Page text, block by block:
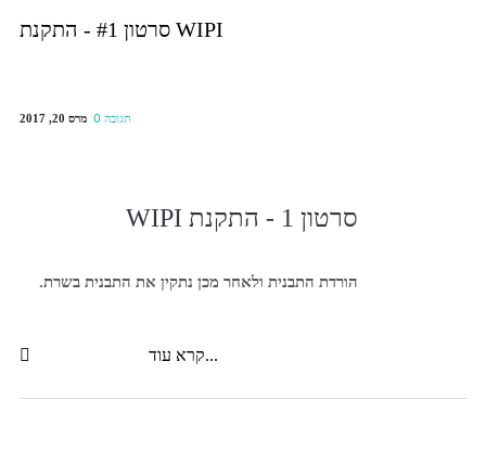
סרטון #1 - התקנת WIPI
מרס 20, 2017 0 תגובה
סרטון 1 - התקנת WIPI
הורדת התבנית ולאחר מכן נתקין את התבנית בשרת.
קרא עוד...